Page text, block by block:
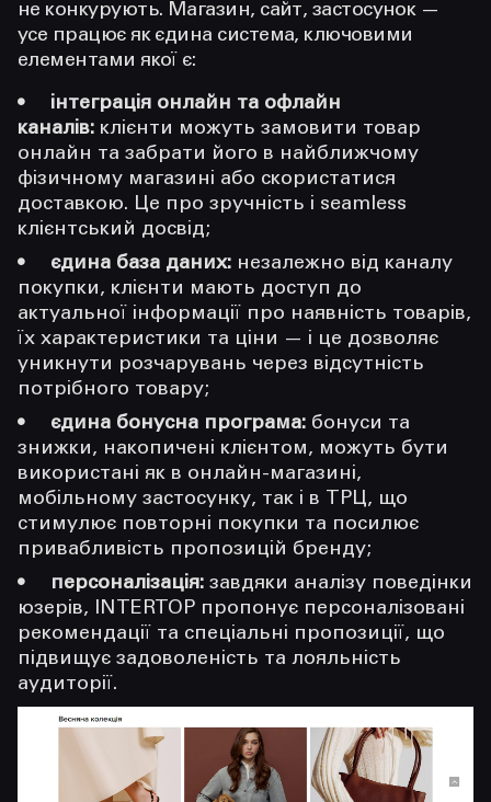
не конкурують. Магазин, сайт, застосунок —
усе працює як єдина система, ключовими
елементами якої є:
інтеграція онлайн та офлайн
каналів: клієнти можуть замовити товар
онлайн та забрати його в найближчому
фізичному магазині або скористатися
доставкою. Це про зручність і seamless
клієнтський досвід;
єдина база даних: незалежно від каналу
покупки, клієнти мають доступ до
актуальної інформації про наявність товарів,
їх характеристики та ціни — і це дозволяє
уникнути розчарувань через відсутність
потрібного товару;
єдина бонусна програма: бонуси та
знижки, накопичені клієнтом, можуть бути
використані як в онлайн-магазині,
мобільному застосунку, так і в ТРЦ, що
стимулює повторні покупки та посилює
привабливість пропозицій бренду;
персоналізація: завдяки аналізу поведінки
юзерів, INTERTOP пропонує персоналізовані
рекомендації та спеціальні пропозиції, що
підвищує задоволеність та лояльність
аудиторії.